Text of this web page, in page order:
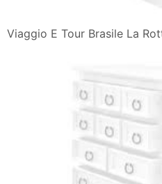
Viaggio E Tour Brasile La